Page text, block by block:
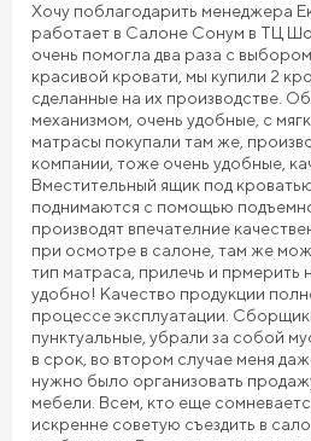
Хочу поблагодарить менеджера
работает в Салоне Сонум в ТЦ
очень помогла два раза с
красивой кровати, мы купили 2
сделанные на их производстве.
механизмом, очень удобные, с
матрасы покупали там же,
компании, тоже очень удобные,
Вместительный ящик под
поднимаются с помощью
производят впечателние
при осмотре в салоне, там же
тип матраса, прилечь и прмерить
удобно! Качество продукции
процессе эксплуатации.
пунктуальные, убрали за собой
в срок, во втором случае меня
нужно было организовать
мебели. Всем, кто еще
искренне советую съездить в